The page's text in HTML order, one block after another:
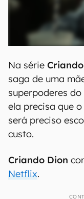
Na série
saga de uma
superpoderes
ela precisa que
será preciso
custo.
Criando Dion
Netflix.